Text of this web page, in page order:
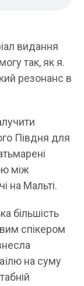
видання
так, як я.
резонанс в
Півдня для
між
на Мальті.
більшість
спікером
на суму